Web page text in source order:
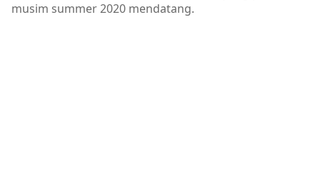
musim summer 2020 mendatang.